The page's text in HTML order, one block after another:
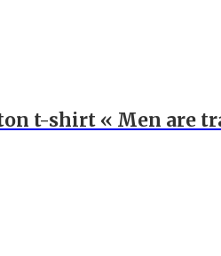
t-shirt « Men are